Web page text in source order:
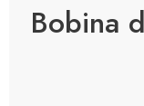
Bobina